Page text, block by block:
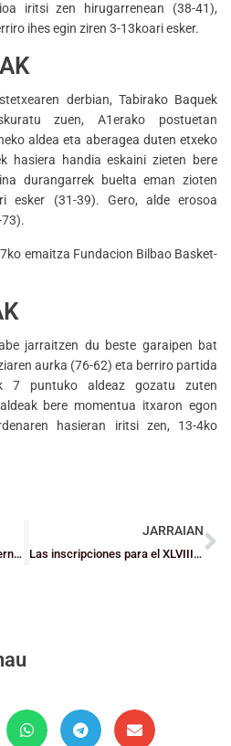
iritsi zen hirugarrenean (38-41),
ihes egin ziren 3-13koari esker.
derbian, Tabirako Baquek
zuen, A1erako postuetan
aldea eta aberagea duten etxeko
hasiera handia eskaini zieten bere
durangarrek buelta eman zioten
esker (31-39). Gero, alde erosoa
emaitza Fundacion Bilbao Basket-
jarraitzen du beste garaipen bat
aurka (76-62) eta berriro partida
7 puntuko aldeaz gozatu zuten
bere momentua itxaron egon
hasieran iritsi zen, 13-4ko
ELITE: BI garaipen Lointek Gernikarentzat eta Barakaldok geldiezina jarraitzen du
JARRAIAN
Las inscripciones para el XLVIII Torneo de Navidad – P.I.N. 2023/24 – XIX Torneo de Navidad B.E.C. 2023/24, en marcha